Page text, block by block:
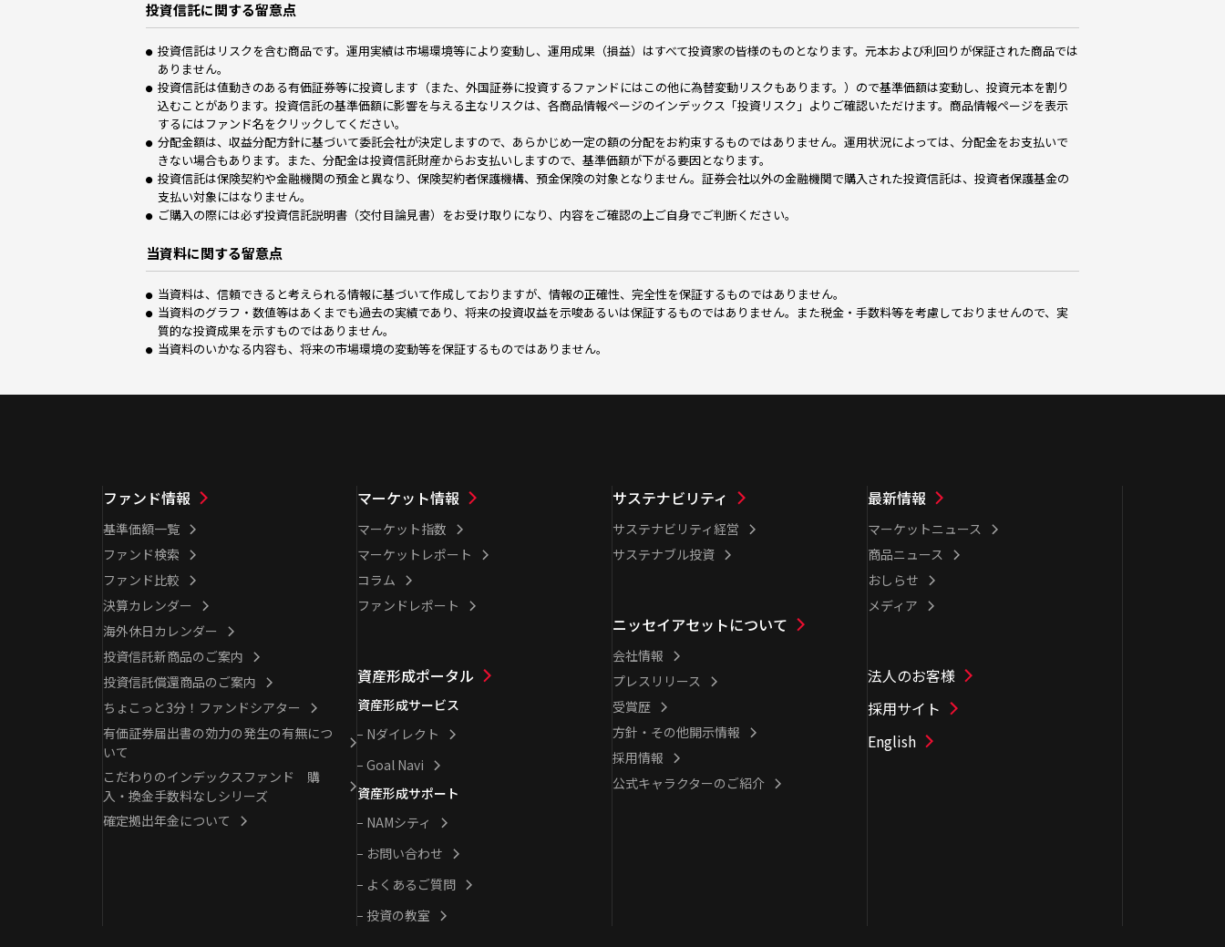
投資信託に関する留意点
投資信託はリスクを含む商品です。運用実績は市場環境等により変動し、運用成果（損益）はすべて投資家の皆様のものとなります。元本および利回りが保証された商品では
ありません。
投資信託は値動きのある有価証券等に投資します（また、外国証券に投資するファンドにはこの他に為替変動リスクもあります。）ので基準価額は変動し、投資元本を割り
込むことがあります。投資信託の基準価額に影響を与える主なリスクは、各商品情報ページのインデックス「投資リスク」よりご確認いただけます。商品情報ページを表示
するにはファンド名をクリックしてください。
分配金額は、収益分配方針に基づいて委託会社が決定しますので、あらかじめ一定の額の分配をお約束するものではありません。運用状況によっては、分配金をお支払いで
きない場合もあります。また、分配金は投資信託財産からお支払いしますので、基準価額が下がる要因となります。
投資信託は保険契約や金融機関の預金と異なり、保険契約者保護機構、預金保険の対象となりません。証券会社以外の金融機関で購入された投資信託は、投資者保護基金の
支払い対象にはなりません。
ご購入の際には必ず投資信託説明書（交付目論見書）をお受け取りになり、内容をご確認の上ご自身でご判断ください。
当資料に関する留意点
当資料は、信頼できると考えられる情報に基づいて作成しておりますが、情報の正確性、完全性を保証するものではありません。
当資料のグラフ・数値等はあくまでも過去の実績であり、将来の投資収益を示唆あるいは保証するものではありません。また税金・手数料等を考慮しておりませんので、実
質的な投資成果を示すものではありません。
当資料のいかなる内容も、将来の市場環境の変動等を保証するものではありません。
ファンド情報
基準価額一覧
ファンド検索
ファンド比較
決算カレンダー
海外休日カレンダー
投資信託新商品のご案内
投資信託償還商品のご案内
ちょこっと3分！ファンドシアター
有価証券届出書の効力の発生の有無につ
いて
こだわりのインデックスファンド 購
入・換金手数料なしシリーズ
確定拠出年金について
マーケット情報
マーケット指数
マーケットレポート
コラム
ファンドレポート
資産形成ポータル
資産形成サービス
Nダイレクト
Goal Navi
資産形成サポート
NAMシティ
お問い合わせ
よくあるご質問
投資の教室
サステナビリティ
サステナビリティ経営
サステナブル投資
ニッセイアセットについて
会社情報
プレスリリース
受賞歴
方針・その他開示情報
採用情報
公式キャラクターのご紹介
最新情報
マーケットニュース
商品ニュース
おしらせ
メディア
法人のお客様
採用サイト
English